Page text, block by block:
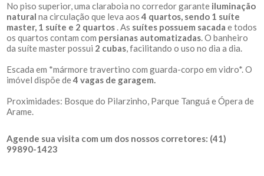
No piso superior, uma claraboia no corredor garante iluminação
natural na circulação que leva aos4 quartos, sendo 1 suíte
master, 1 suíte e 2 quartos. As suítes possuem sacada e todos
os quartos contam com persianas automatizadas. O banheiro
da suíte master possui 2 cubas, facilitando o uso no dia a dia.
Escada em *mármore travertino com guarda-corpo em vidro*. O
imóvel dispõe de4 vagas de garagem.
Proximidades: Bosque do Pilarzinho, Parque Tanguá e Ópera de
Arame.
Agende sua visita com um dos nossos corretores: (41)
99890-1423